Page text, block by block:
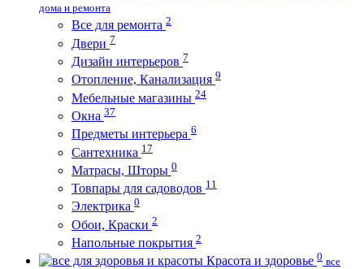
дома и ремонта
Все для ремонта 2
Двери 7
Дизайн интерьеров 7
Отопление, Канализация 9
Мебельные магазины 24
Окна 37
Предметы интерьера 6
Сантехника 17
Матрасы, Шторы 0
Товпары для садоводов 11
Электрика 0
Обои, Краски 2
Напольные покрытия 2
Красота и здоровье 0 все